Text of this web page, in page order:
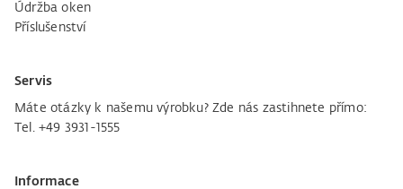
Údržba oken
Příslušenství
Servis
Máte otázky k našemu výrobku? Zde nás zastihnete přímo:
Tel. +49 3931-1555
Informace